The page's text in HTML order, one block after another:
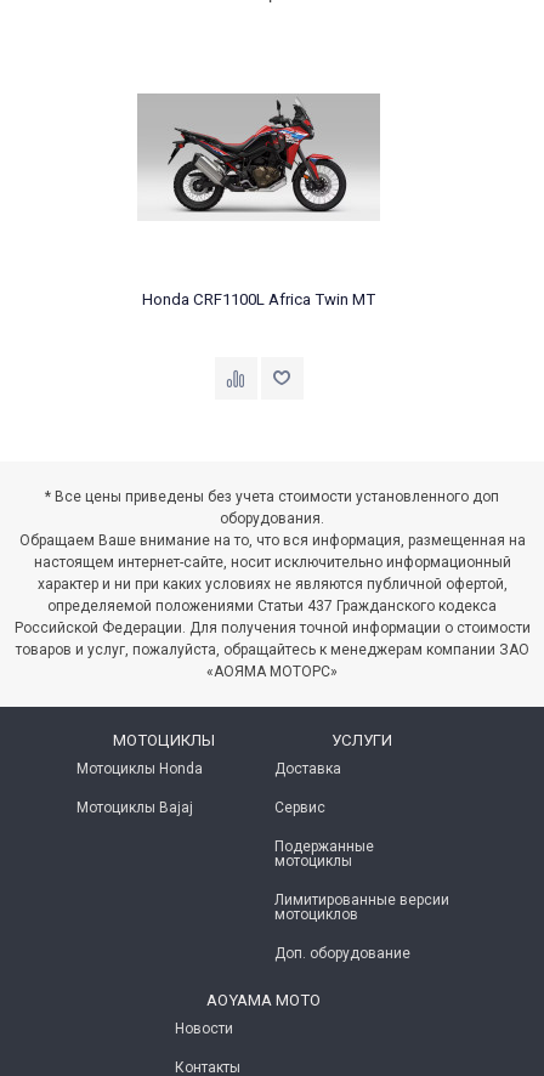
Honda CRF1100L Africa Twin MT
* Все цены приведены без учета стоимости установленного доп
оборудования.
Обращаем Ваше внимание на то, что вся информация, размещенная на
настоящем интернет-сайте, носит исключительно информационный
характер и ни при каких условиях не являются публичной офертой,
определяемой положениями Статьи 437 Гражданского кодекса
Российской Федерации. Для получения точной информации о стоимости
товаров и услуг, пожалуйста, обращайтесь к менеджерам компании ЗАО
«АОЯМА МОТОРС»
МОТОЦИКЛЫ
Мотоциклы Honda
Мотоциклы Bajaj
УСЛУГИ
Доставка
Сервис
Подержанные
мотоциклы
Лимитированные версии
мотоциклов
Доп. оборудование
AOYAMA MOTO
Новости
Контакты